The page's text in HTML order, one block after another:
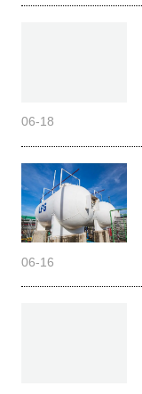
06-18
06-16